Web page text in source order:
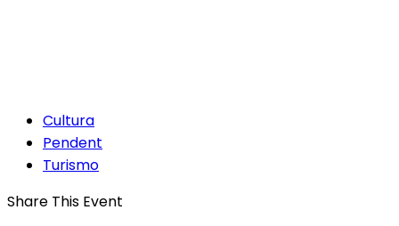
Cultura
Pendent
Turismo
Share This Event